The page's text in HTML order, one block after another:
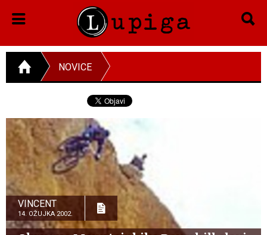
NOVICE
VINCENT
14. OŽUJKA 2002.